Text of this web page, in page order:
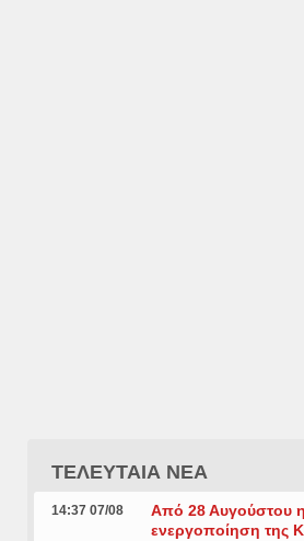
ΤΕΛΕΥΤΑΙΑ ΝΕΑ
14:37 07/08
Από 28 Αυγούστου
ενεργοποίηση της